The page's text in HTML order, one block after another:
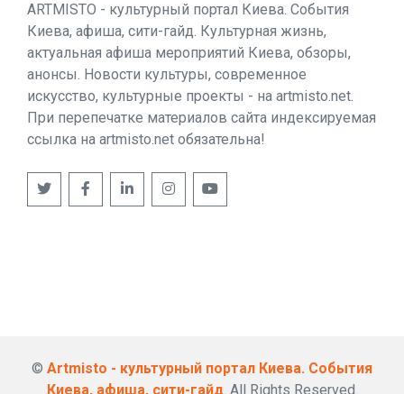
ARTMISTO - культурный портал Киева. События
Киева, афиша, сити-гайд. Культурная жизнь,
актуальная афиша мероприятий Киева, обзоры,
анонсы. Новости культуры, современное
искусство, культурные проекты - на artmisto.net.
При перепечатке материалов сайта индексируемая
ссылка на artmisto.net обязательна!
© Artmisto - культурный портал Киева. События
Киева, афиша, сити-гайд. All Rights Reserved.